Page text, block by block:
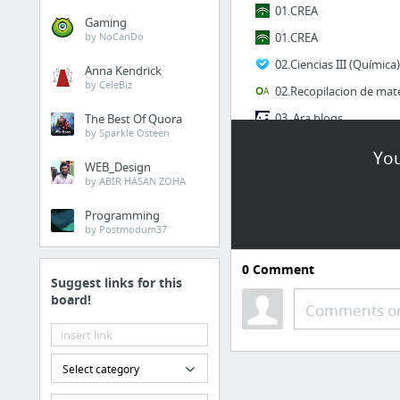
Gaming
by NoCanDo
Anna Kendrick
by CeleBiz
The Best Of Quora
by Sparkle Osteen
WEB_Design
by ABIR HASAN ZOHA
Programming
by Postmodum37
Suggest links for this
board!
Select category
01.CREA
01.CREA
02.Ciencias III (Química)
03. Ara blogs
0Comment
Comments